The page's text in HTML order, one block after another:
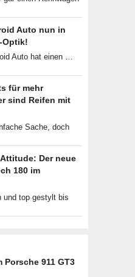
Auto nun in
Optik!
Auto hat einen …
für mehr
sind Reifen mit
Sache, doch
Der neue
180 im
und top gestylt bis
Porsche 911 GT3